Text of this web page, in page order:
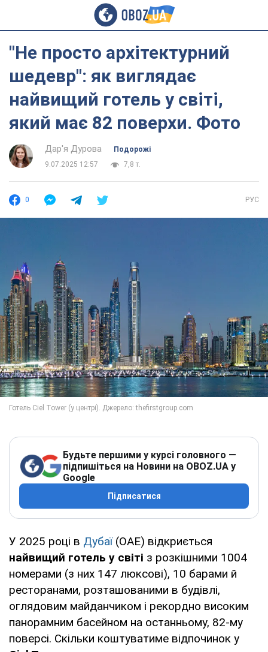
"Не просто архітектурний
шедевр": як виглядає
найвищий готель у світі,
який має 82 поверхи. Фото
Дар'я Дурова
Подорожі
9.07.2025 12:57
7,8 т.
0 РУС
Будьте першими у курсі головного —
підпишіться на Новини на OBOZ.UA у
Google
Підписатися
У 2025 році в Дубаї(ОАЕ) відкриється
найвищий готель у світі з розкішними 1004
номерами (з них 147 люксові), 10 барами й
ресторанами, розташованими в будівлі,
оглядовим майданчиком і рекордно високим
панорамним басейном на останньому, 82-му
поверсі. Скільки коштуватиме відпочинок у